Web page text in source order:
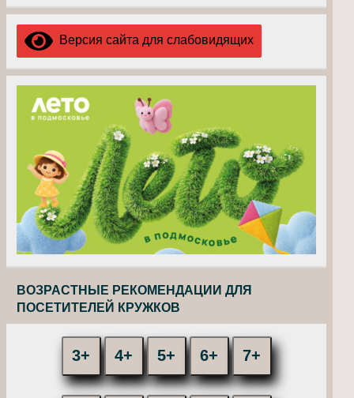
Версия сайта для слабовидящих
ВОЗРАСТНЫЕ РЕКОМЕНДАЦИИ ДЛЯ
ПОСЕТИТЕЛЕЙ КРУЖКОВ
3+ 4+ 5+ 6+ 7+